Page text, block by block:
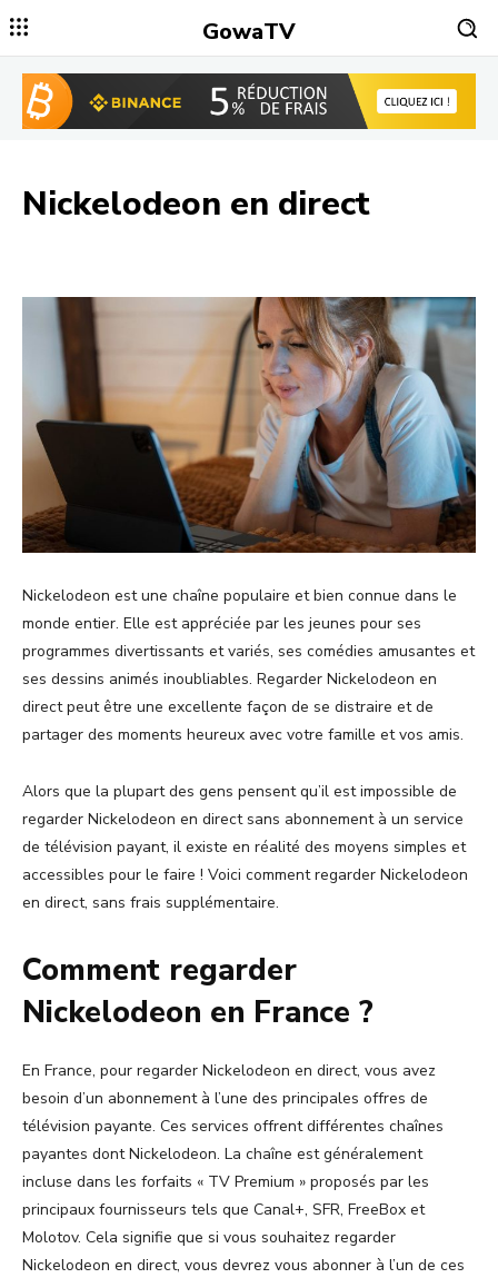
GowaTV
Nickelodeon en direct
Nickelodeon est une chaîne populaire et bien connue dans le
monde entier. Elle est appréciée par les jeunes pour ses
programmes divertissants et variés, ses comédies amusantes et
ses dessins animés inoubliables. Regarder Nickelodeon en
direct peut être une excellente façon de se distraire et de
partager des moments heureux avec votre famille et vos amis.
Alors que la plupart des gens pensent qu’il est impossible de
regarder Nickelodeon en direct sans abonnement à un service
de télévision payant, il existe en réalité des moyens simples et
accessibles pour le faire ! Voici comment regarder Nickelodeon
en direct, sans frais supplémentaire.
Comment regarder
Nickelodeon en France ?
En France, pour regarder Nickelodeon en direct, vous avez
besoin d’un abonnement à l’une des principales offres de
télévision payante. Ces services offrent différentes chaînes
payantes dont Nickelodeon. La chaîne est généralement
incluse dans les forfaits « TV Premium » proposés par les
principaux fournisseurs tels que Canal+, SFR, FreeBox et
Molotov. Cela signifie que si vous souhaitez regarder
Nickelodeon en direct, vous devrez vous abonner à l’un de ces